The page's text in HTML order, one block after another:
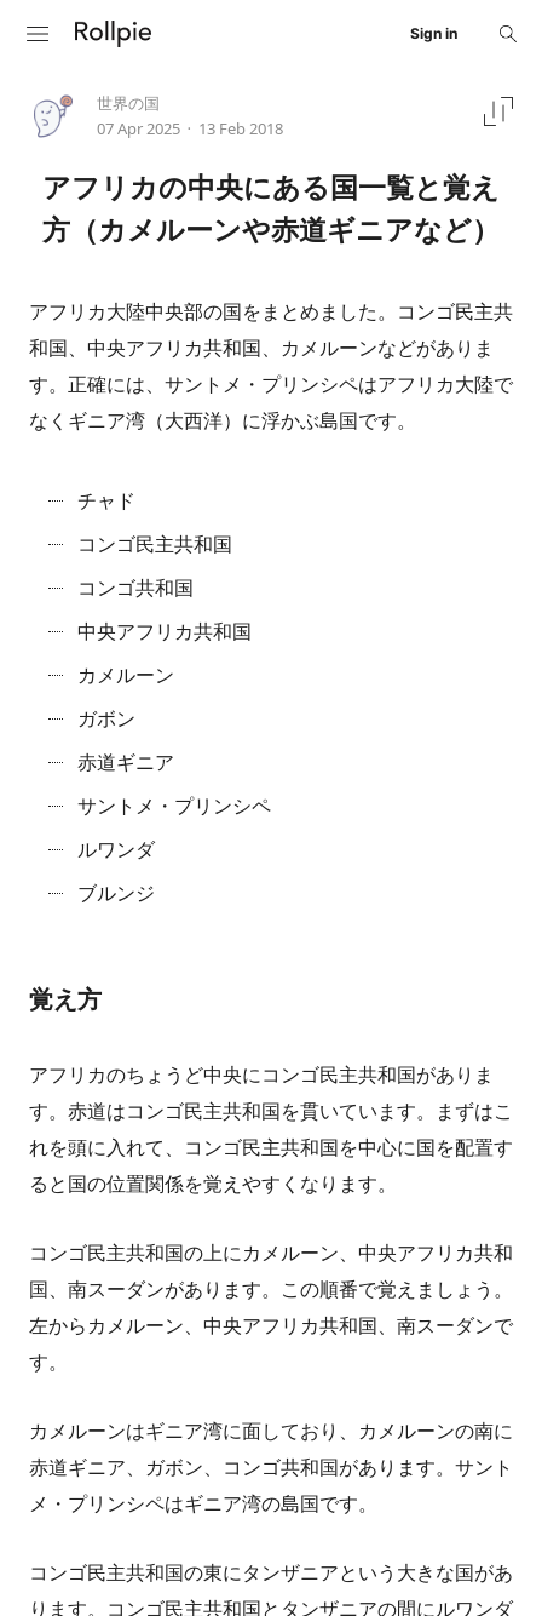
Sign in
世界の国
07 Apr 2025 • 13 Feb 2018
アフリカの中央にある国一覧と覚え
方（カメルーンや赤道ギニアなど）
アフリカ大陸中央部の国をまとめました。コンゴ民主共
和国、中央アフリカ共和国、カメルーンなどがありま
す。正確には、サントメ・プリンシペはアフリカ大陸で
なくギニア湾（大西洋）に浮かぶ島国です。
チャド
コンゴ民主共和国
コンゴ共和国
中央アフリカ共和国
カメルーン
ガボン
赤道ギニア
サントメ・プリンシペ
ルワンダ
ブルンジ
覚え方
アフリカのちょうど中央にコンゴ民主共和国がありま
す。赤道はコンゴ民主共和国を貫いています。まずはこ
れを頭に入れて、コンゴ民主共和国を中心に国を配置す
ると国の位置関係を覚えやすくなります。
コンゴ民主共和国の上にカメルーン、中央アフリカ共和
国、南スーダンがあります。この順番で覚えましょう。
左からカメルーン、中央アフリカ共和国、南スーダンで
す。
カメルーンはギニア湾に面しており、カメルーンの南に
赤道ギニア、ガボン、コンゴ共和国があります。サント
メ・プリンシペはギニア湾の島国です。
コンゴ民主共和国の東にタンザニアという大きな国があ
ります。コンゴ民主共和国とタンザニアの間にルワンダ